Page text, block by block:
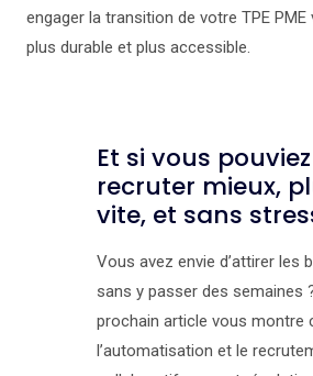
engager la transition de votre TPE PME
plus durable et plus accessible.
Et si vous pouviez
recruter mieux,
vite, et sans
Vous avez envie d’attirer les
sans y passer des semaines
prochain article vous montre
l’automatisation et le